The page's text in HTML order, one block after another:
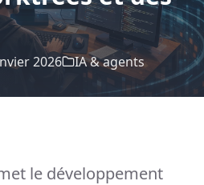
2026 IA & agents
le développement